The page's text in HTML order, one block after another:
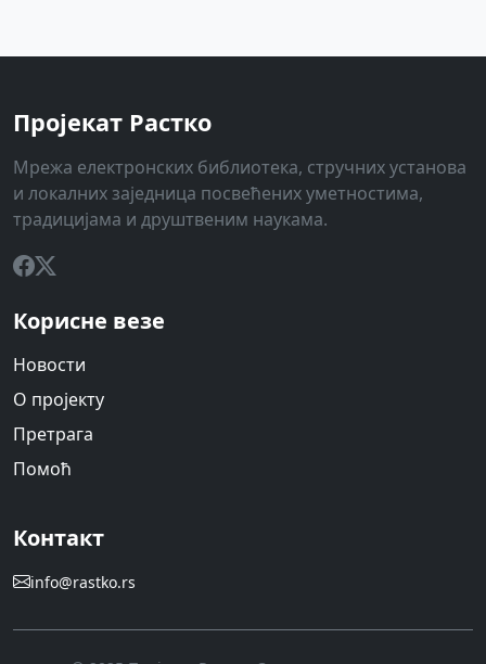
Пројекат Растко
Мрежа електронских библиотека, стручних установа
и локалних заједница посвећених уметностима,
традицијама и друштвеним наукама.
Корисне везе
Новости
О пројекту
Претрага
Помоћ
Контакт
info@rastko.rs